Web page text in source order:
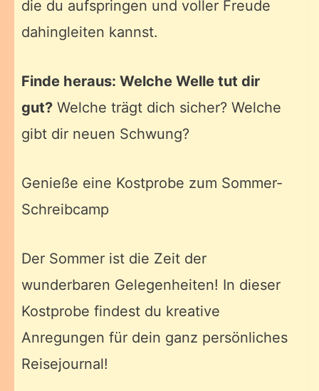
die du aufspringen und voller Freude
dahingleiten kannst.
Finde heraus: Welche Welle tut dir
gut? Welche trägt dich sicher? Welche
gibt dir neuen Schwung?
Genieße eine Kostprobe zum Sommer-
Schreibcamp
Der Sommer ist die Zeit der
wunderbaren Gelegenheiten! In dieser
Kostprobe findest du kreative
Anregungen für dein ganz persönliches
Reisejournal!